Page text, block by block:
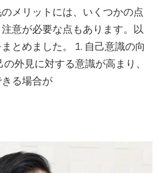
メリットには、いくつかの点
意が必要な点もあります。以
とめました。 1. 自己意識の向
外見に対する意識が高まり、
る場合が